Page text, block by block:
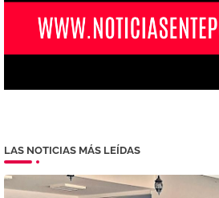
LAS NOTICIAS MÁS LEÍDAS